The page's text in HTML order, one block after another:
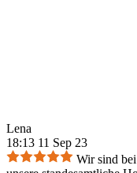
Lena
18:13 11 Sep 23
Wir sind